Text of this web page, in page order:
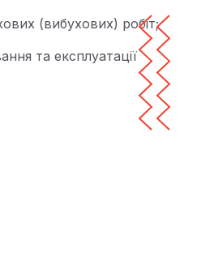
(вибухових) робіт;
та експлуатації